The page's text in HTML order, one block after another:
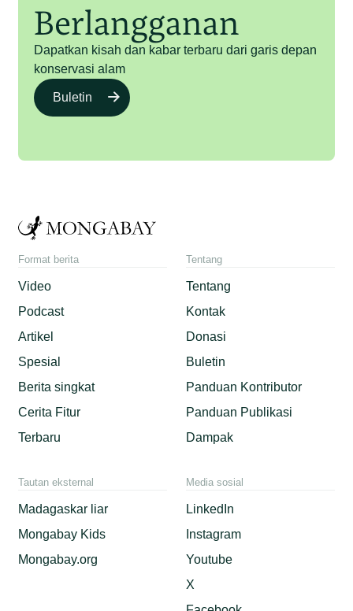
Berlangganan
Dapatkan kisah dan kabar terbaru dari garis depan
konservasi alam
Buletin
Format berita
Video
Podcast
Artikel
Spesial
Berita singkat
Cerita Fitur
Terbaru
Tentang
Tentang
Kontak
Donasi
Buletin
Panduan Kontributor
Panduan Publikasi
Dampak
Tautan eksternal
Madagaskar liar
Mongabay Kids
Mongabay.org
Media sosial
LinkedIn
Instagram
Youtube
X